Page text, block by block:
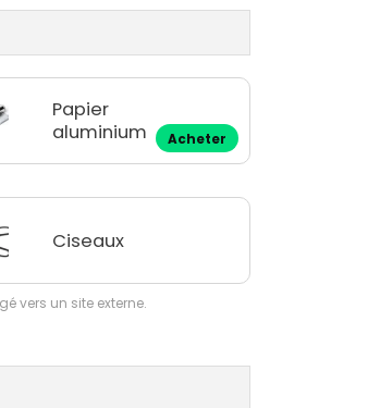
Papier
aluminium
Acheter
Ciseaux
vers un site externe.